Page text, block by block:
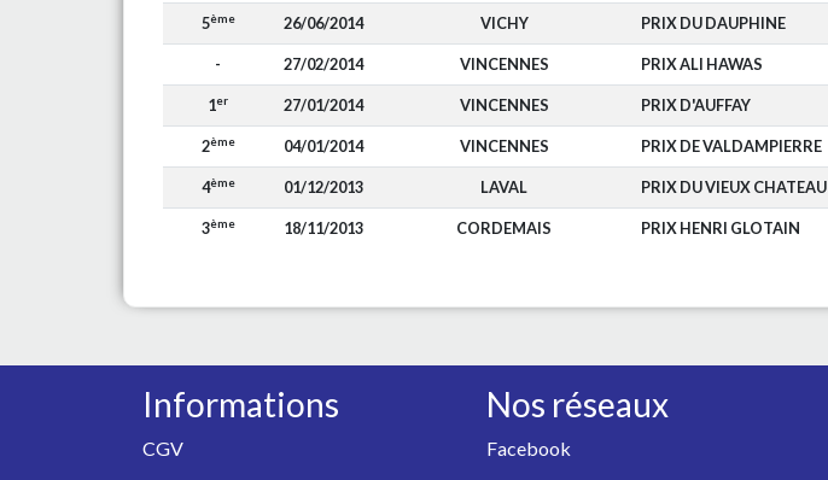
5ème 26/06/2014 VICHY PRIX DU DAUPHINE
- 27/02/2014 VINCENNES PRIX ALI HAWAS
1er 27/01/2014 VINCENNES PRIX D'AUFFAY
2ème 04/01/2014 VINCENNES PRIX DE VALDAMPIERRE
4ème 01/12/2013 LAVAL PRIX DU VIEUX CHATEAU
3ème 18/11/2013 CORDEMAIS PRIX HENRI GLOTAIN
Informations
CGV
Nos réseaux
Facebook